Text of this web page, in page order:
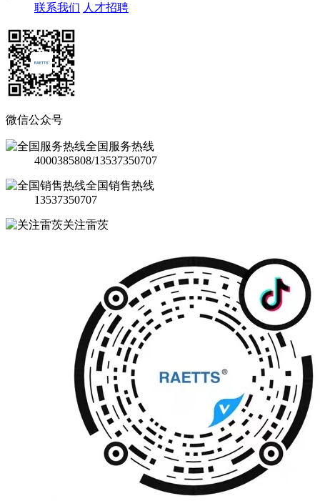
联系我们 人才招聘
微信公众号
全国服务热线
4000385808/13537350707
全国销售热线
13537350707
关注雷茨